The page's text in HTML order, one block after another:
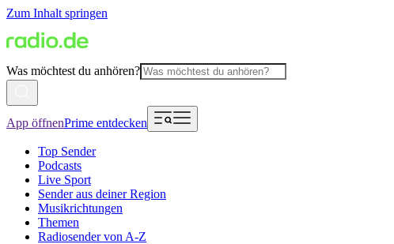
Zum Inhalt springen
Was möchtest du anhören?
App öffnenPrime entdecken
Top Sender
Podcasts
Live Sport
Sender aus deiner Region
Musikrichtungen
Themen
Radiosender von A-Z